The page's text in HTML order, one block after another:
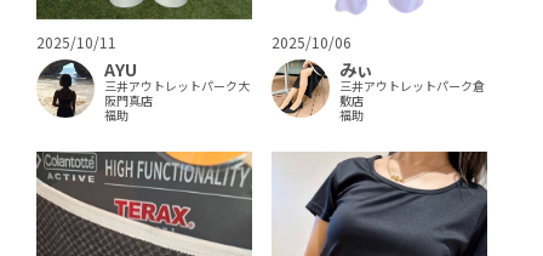
2025/10/11
AYU
三井アウトレットパーク大
阪門真店
福助
2025/10/06
みぃ
三井アウトレットパーク倉
敷店
福助